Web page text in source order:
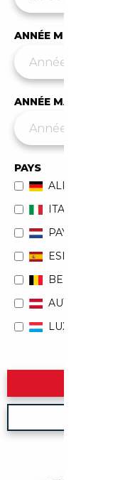
ANNÉE MIN
ANNÉE MAX
PAYS
ALLEMAGNE
ITALIE
PAYS-BAS
ESPAGNE
BELGIQUE
AUTRICHE
LUXEMBOURG